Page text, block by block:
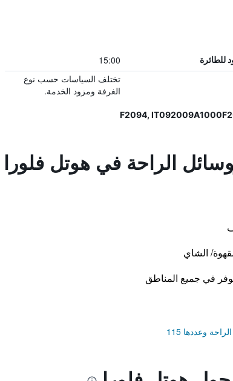
للطائرة 15:00
تختلف السياسات حسب نوع
الغرفة ومزود الخدمة.
الراحة في هوتل فلورا
الشاي
في جميع المناطق
وعددها 115